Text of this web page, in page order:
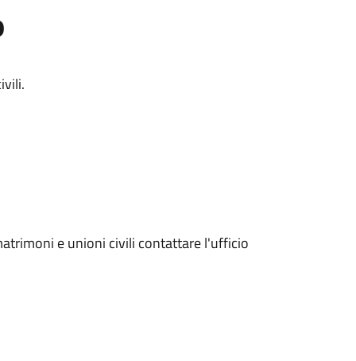
e unioni civili contattare l'ufficio